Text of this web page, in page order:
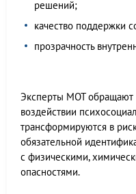
решений;
качество поддержки
прозрачность
Эксперты МОТ обращают
воздействии
трансформируются в
обязательной
с физическими,
опасностями.